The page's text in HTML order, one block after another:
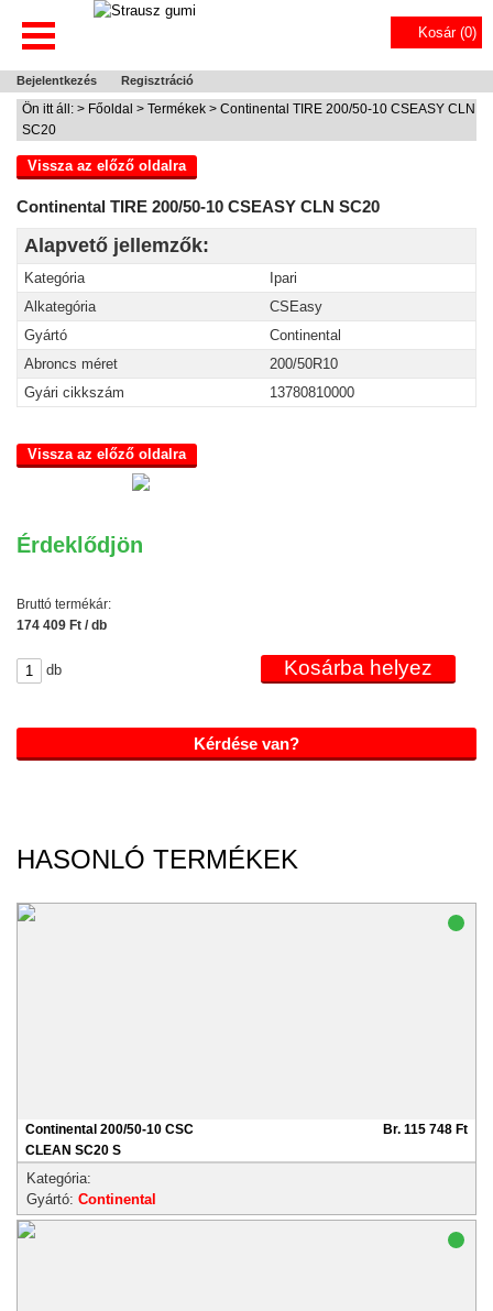
Kosár (0)
Bejelentkezés Regisztráció
Ön itt áll: > Főoldal > Termékek > Continental TIRE 200/50-10 CSEASY CLN
SC20
Vissza az előző oldalra
Continental TIRE 200/50-10 CSEASY CLN SC20
Alapvető jellemzők:
Kategória
Ipari
Alkategória
CSEasy
Gyártó
Continental
Abroncs méret
200/50R10
Gyári cikkszám
13780810000
Vissza az előző oldalra
Érdeklődjön
Bruttó termékár:
174 409 Ft / db
db
Kérdése van?
HASONLÓ TERMÉKEK
Continental 200/50-10 CSC
CLEAN SC20 S
Br. 115 748 Ft
Kategória:
Gyártó: Continental